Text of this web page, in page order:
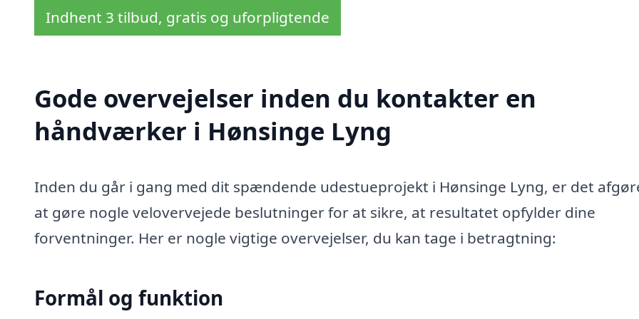
Indhent 3 tilbud, gratis og uforpligtende
Gode overvejelser inden du kontakter en
håndværker i Hønsinge Lyng
Inden du går i gang med dit spændende udestueprojekt i Hønsinge Lyng, er det
at gøre nogle velovervejede beslutninger for at sikre, at resultatet opfylder dine
forventninger. Her er nogle vigtige overvejelser, du kan tage i betragtning:
Formål og funktion